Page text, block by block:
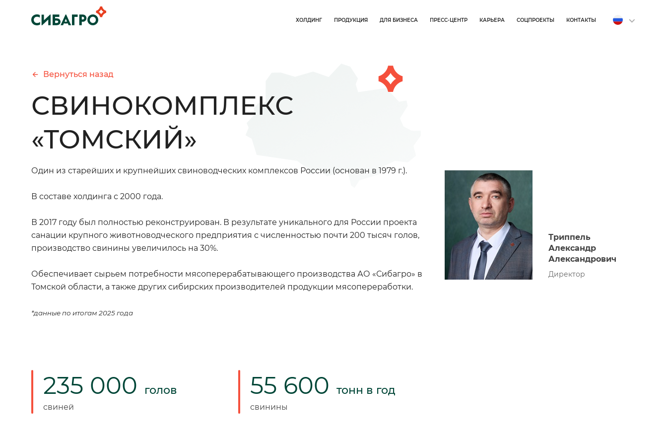
ХОЛДИНГ ПРОДУКЦИЯ ДЛЯ БИЗНЕСА ПРЕСС-ЦЕНТР КАРЬЕРА СОЦПРОЕКТЫ КОНТАКТЫ
Вернуться назад
СВИНОКОМПЛЕКС
«ТОМСКИЙ»
Один из старейших и крупнейших свиноводческих комплексов России (основан в 1979 г.).
В составе холдинга с 2000 года.
В 2017 году был полностью реконструирован. В результате уникального для России проекта
санации крупного животноводческого предприятия с численностью почти 200 тысяч голов,
производство свинины увеличилось на 30%.
Обеспечивает сырьем потребности мясоперерабатывающего производства АО «Сибагро» в
Томской области, а также других сибирских производителей продукции мясопереработки.
*данные по итогам 2025 года
Триппель
Александр
Александрович
Директор
235 000 голов
свиней
55 600 тонн в год
свинины